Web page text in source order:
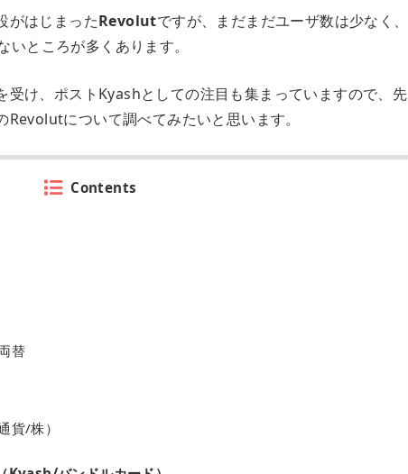
がはじまったRevolutですが、まだまだユーザ数は少なく、
ところが多くあります。
受け、ポストKyashとしての注目も集まっていますので、先
について調べてみたいと思います。
Contents
替
貨/株）